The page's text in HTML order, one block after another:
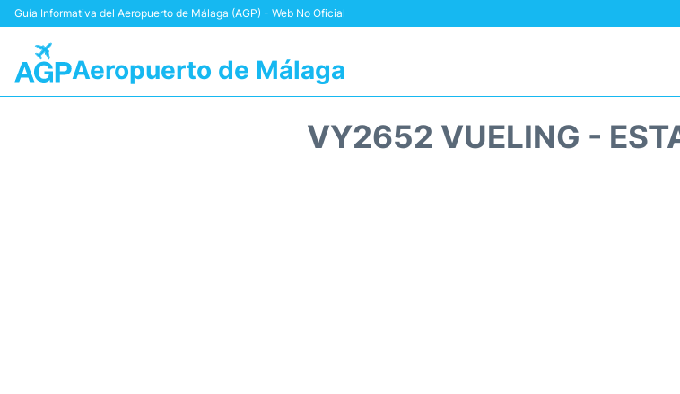
Guía Informativa del Aeropuerto de Málaga (AGP) - Web No Oficial
Aeropuerto de Málaga
VY2652 VUELING -